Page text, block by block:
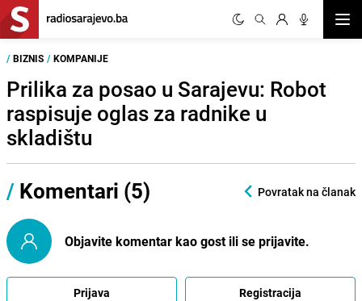
/ BIZNIS / KOMPANIJE
Prilika za posao u Sarajevu: Robot
raspisuje oglas za radnike u
skladištu
/ Komentari (5) Povratak na članak
Objavite komentar kao gost ili se prijavite.
Prijava Registracija